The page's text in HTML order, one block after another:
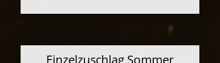
Einzelzuschlag Sommer